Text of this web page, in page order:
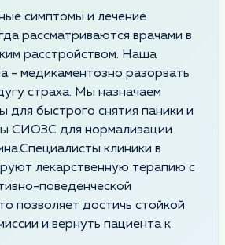
симптомы и лечение
рассматриваются врачами в
расстройством. Наша
- медикаментозно разорвать
страха. Мы назначаем
для быстрого снятия паники и
СИОЗС для нормализации
клиники в
лекарственную терапию с
поведенческой
позволяет достичь стойкой
и вернуть пациента к